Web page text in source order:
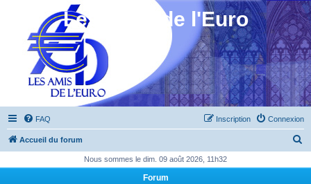
Les Amis de l'Euro
FAQ Connexion
Inscription
Accueil du forum
Nous sommes le dim. 09 août 2026, 11h32
Forum